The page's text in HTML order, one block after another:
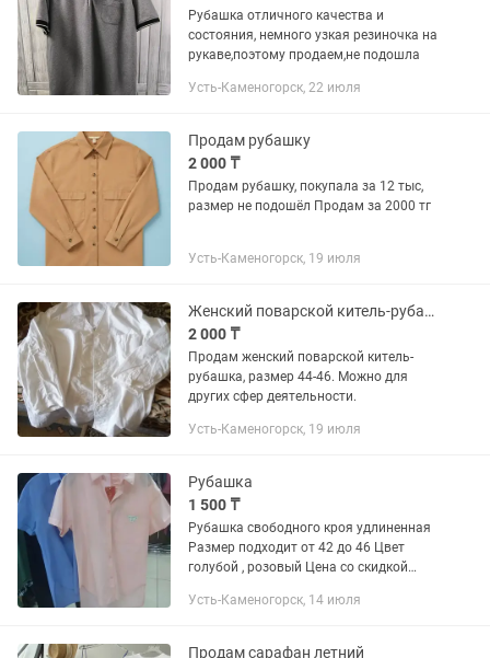
Рубашка отличного качества и
состояния, немного узкая резиночка на
рукаве,поэтому продаем,не подошла
Усть-Каменогорск, 22 июля
Продам рубашку
2 000 ₸
Продам рубашку, покупала за 12 тыс,
размер не подошёл Продам за 2000 тг
Усть-Каменогорск, 19 июля
Женский поварской китель-рубашка. Размер 44-46.
2 000 ₸
Продам женский поварской китель-
рубашка, размер 44-46. Можно для
других сфер деятельности.
Усть-Каменогорск, 19 июля
Рубашка
1 500 ₸
Рубашка свободного кроя удлиненная
Размер подходит от 42 до 46 Цвет
голубой , розовый Цена со скидкой
Усть-Каменогорск, 14 июля
Продам сарафан летний